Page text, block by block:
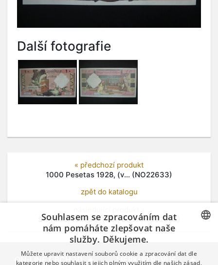
Další fotografie
« předchozí produkt
1000 Pesetas 1928, (v... (NO22633)
zpět do katalogu
SÁRSKO, 10 Mark 1947, Ro.... (NO22635)
ON-LINE OBCHOD MERKUR REVUE GERMAN
Souhlasem se zpracováním dat
nám pomáháte zlepšovat naše
služby. Děkujeme.
Můžete upravit nastavení souborů cookie a zpracování dat dle
kategorie nebo souhlasit s jejich plným využitím dle našich zásad,